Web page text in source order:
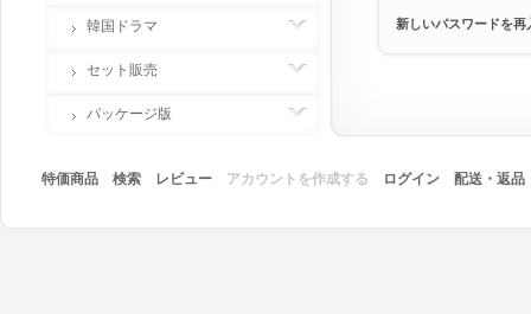
新しいパスワードを再
韓国ドラマ
セット販売
パッケージ版
特価商品 検索 レビュー アカウントを作成する ログイン 配送・返品